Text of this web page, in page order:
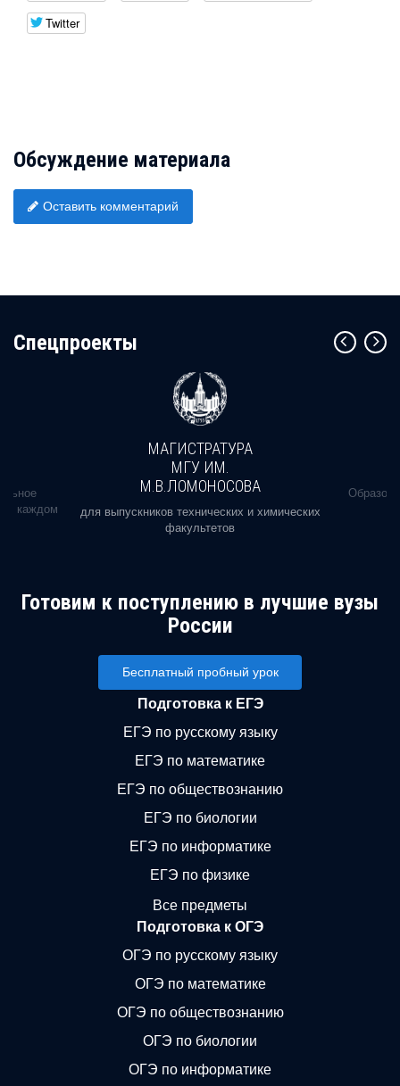
Twitter
Обсуждение материала
Оставить комментарий
Cпецпроекты
в каждом
МАГИСТРАТУРА
МГУ ИМ.
М.В.ЛОМОНОСОВА
для выпускников технических и химических
факультетов
Готовим к поступлению в лучшие вузы
России
Бесплатный пробный урок
Подготовка к ЕГЭ
ЕГЭ по русскому языку
ЕГЭ по математике
ЕГЭ по обществознанию
ЕГЭ по биологии
ЕГЭ по информатике
ЕГЭ по физике
Все предметы
Подготовка к ОГЭ
ОГЭ по русскому языку
ОГЭ по математике
ОГЭ по обществознанию
ОГЭ по биологии
ОГЭ по информатике